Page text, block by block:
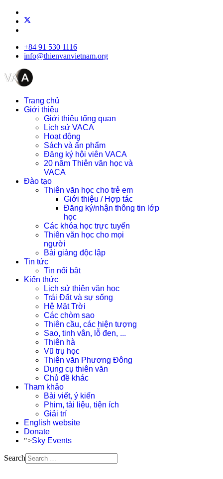
+84 91 530 1116
info@thienvanvietnam.org
Trang chủ
Giới thiệu
Giới thiệu tổng quan
Lịch sử VACA
Hoạt động
Sách và ấn phẩm
Đăng ký hội viên VACA
20 năm Thiên văn học và
VACA
Đào tạo
Thiên văn học cho trẻ em
Giới thiệu / Hợp tác
Đăng ký/nhận thông tin lớp
học
Các khóa học trực tuyến
Thiên văn học cho mọi
người
Bài giảng độc lập
Tin tức
Tin nổi bật
Kiến thức
Lịch sử thiên văn học
Trái Đất và sự sống
Hệ Mặt Trời
Các chòm sao
Thiên cầu, các hiện tượng
Sao, tinh vân, lỗ đen, ...
Thiên hà
Vũ trụ học
Thiên văn Phương Đông
Dụng cụ thiên văn
Chủ đề khác
Tham khảo
Bài viết, ý kiến
Phim, tài liệu, tiện ích
Giải trí
English website
Donate
">Sky Events
Search